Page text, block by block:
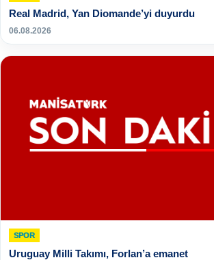
Real Madrid, Yan Diomande’yi duyurdu
06.08.2026
SPOR
Uruguay Milli Takımı, Forlan’a emanet